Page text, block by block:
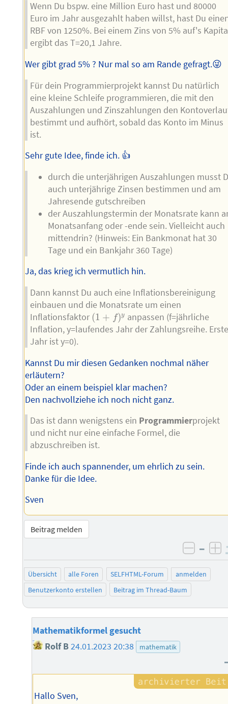
Wenn Du bspw. eine Million Euro hast und 80000
Euro im Jahr ausgezahlt haben willst, hast Du
RBF von 1250%. Bei einem Zins von 5% auf's
ergibt das T=20,1 Jahre.
Wer gibt grad 5% ? Nur mal so am Rande gefragt.😜
Für dein Programmierprojekt kannst Du natürlich
eine kleine Schleife programmieren, die mit den
Auszahlungen und Zinszahlungen den
bestimmt und aufhört, sobald das Konto im Minus
ist.
Sehr gute Idee, finde ich. 👍
durch die unterjährigen Auszahlungen musst
auch unterjährige Zinsen bestimmen und am
Jahresende gutschreiben
der Auszahlungstermin der Monatsrate kann
Monatsanfang oder -ende sein. Vielleicht auch
mittendrin? (Hinweis: Ein Bankmonat hat 30
Tage und ein Bankjahr 360 Tage)
Ja, das krieg ich vermutlich hin.
Dann kannst Du auch eine Inflationsbereinigung
einbauen und die Monatsrate um einen
Inflationsfaktor (1 + f)y
(1 f
anpassen (f=jährliche
Inflation, y=laufendes Jahr der Zahlungsreihe.
Jahr ist y=0).
Kannst Du mir diesen Gedanken nochmal näher
erläutern?
Oder an einem beispiel klar machen?
Den nachvollziehe ich noch nicht ganz.
Das ist dann wenigstens ein Programmierprojekt
und nicht nur eine einfache Formel, die
abzuschreiben ist.
Finde ich auch spannender, um ehrlich zu sein.
Danke für die Idee.
Sven
Beitrag melden
–
Übersicht alle Foren SELFHTML-Forum
anmelden
Benutzerkonto erstellen
Beitrag im Thread-Baum
Mathematikformel gesucht
Rolf B24.01.2023 20:38 mathematik
Hallo Sven,